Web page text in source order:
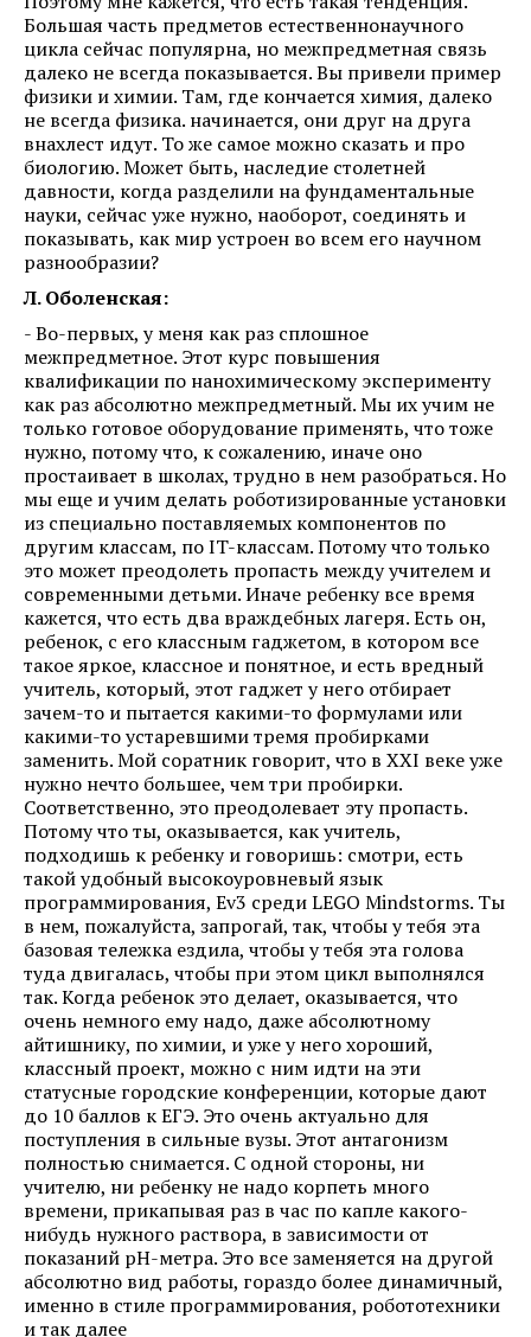
Большая часть предметов естественнонаучного
цикла сейчас популярна, но межпредметная связь
далеко не всегда показывается. Вы привели пример
физики и химии. Там, где кончается химия, далеко
не всегда физика. начинается, они друг на друга
внахлест идут. То же самое можно сказать и про
биологию. Может быть, наследие столетней
давности, когда разделили на фундаментальные
науки, сейчас уже нужно, наоборот, соединять и
показывать, как мир устроен во всем его научном
разнообразии?
Л. Оболенская:
- Во-первых, у меня как раз сплошное
межпредметное. Этот курс повышения
квалификации по нанохимическому эксперименту
как раз абсолютно межпредметный. Мы их учим не
только готовое оборудование применять, что тоже
нужно, потому что, к сожалению, иначе оно
простаивает в школах, трудно в нем разобраться. Но
мы еще и учим делать роботизированные установки
из специально поставляемых компонентов по
другим классам, по IT-классам. Потому что только
это может преодолеть пропасть между учителем и
современными детьми. Иначе ребенку все время
кажется, что есть два враждебных лагеря. Есть он,
ребенок, с его классным гаджетом, в котором все
такое яркое, классное и понятное, и есть вредный
учитель, который, этот гаджет у него отбирает
зачем-то и пытается какими-то формулами или
какими-то устаревшими тремя пробирками
заменить. Мой соратник говорит, что в XXI веке уже
нужно нечто большее, чем три пробирки.
Соответственно, это преодолевает эту пропасть.
Потому что ты, оказывается, как учитель,
подходишь к ребенку и говоришь: смотри, есть
такой удобный высокоуровневый язык
программирования, Еv3 среди LEGO Mindstorms. Ты
в нем, пожалуйста, запрогай, так, чтобы у тебя эта
базовая тележка ездила, чтобы у тебя эта голова
туда двигалась, чтобы при этом цикл выполнялся
так. Когда ребенок это делает, оказывается, что
очень немного ему надо, даже абсолютному
айтишнику, по химии, и уже у него хороший,
классный проект, можно с ним идти на эти
статусные городские конференции, которые дают
до 10 баллов к ЕГЭ. Это очень актуально для
поступления в сильные вузы. Этот антагонизм
полностью снимается. С одной стороны, ни
учителю, ни ребенку не надо корпеть много
времени, прикапывая раз в час по капле какого-
нибудь нужного раствора, в зависимости от
показаний рН-метра. Это все заменяется на другой
абсолютно вид работы, гораздо более динамичный,
именно в стиле программирования, робототехники
и так далее